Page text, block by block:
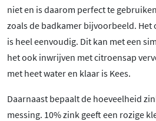
niet en is daarom perfect te
zoals de badkamer bijvoorbeeld.
is heel eenvoudig. Dit kan met een
het ook inwrijven met citroensap
met heet water en klaar is Kees.
Daarnaast bepaalt de hoeveelheid
messing. 10% zink geeft een rozige